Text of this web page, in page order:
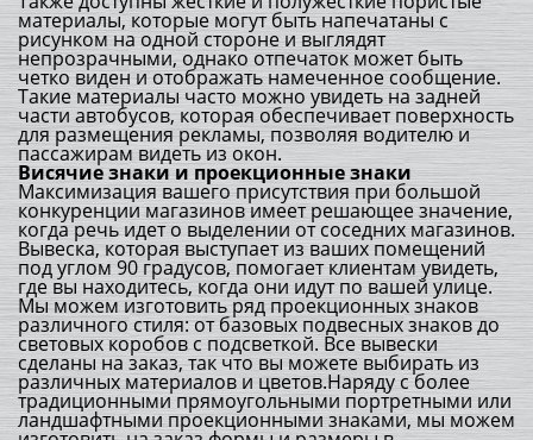
материалы, которые могут быть напечатаны с
рисунком на одной стороне и выглядят
непрозрачными, однако отпечаток может быть
четко виден и отображать намеченное сообщение.
Такие материалы часто можно увидеть на задней
части автобусов, которая обеспечивает поверхность
для размещения рекламы, позволяя водителю и
пассажирам видеть из окон.
Висячие знаки и проекционные знаки
Максимизация вашего присутствия при большой
конкуренции магазинов имеет решающее значение,
когда речь идет о выделении от соседних магазинов.
Вывеска, которая выступает из ваших помещений
под углом 90 градусов, помогает клиентам увидеть,
где вы находитесь, когда они идут по вашей улице.
Мы можем изготовить ряд проекционных знаков
различного стиля: от базовых подвесных знаков до
световых коробов с подсветкой. Все вывески
сделаны на заказ, так что вы можете выбирать из
различных материалов и цветов.Наряду с более
традиционными прямоугольными портретными или
ландшафтными проекционными знаками, мы можем